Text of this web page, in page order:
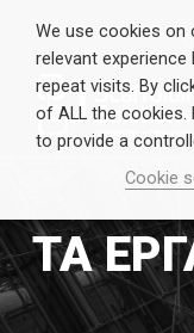
ΤΑ
We use cookies on
relevant
repeat visits. By
of ALL the cookies.
to provide a
Cookie